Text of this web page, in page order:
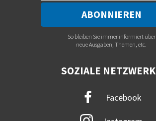
So bleiben Sie immer informiert über
neue Ausgaben, Themen, etc.
SOZIALE
Facebook